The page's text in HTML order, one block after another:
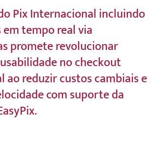
Pix Internacional incluindo
tempo real via
promete revolucionar
no checkout
ao reduzir custos cambiais e
com suporte da